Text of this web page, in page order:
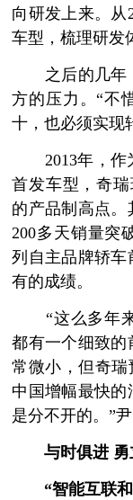
向研发上来。从
车型，梳理研发
之后的几年，
方的压力。“不
十，也必须实现
2013年，作
首发车型，奇
的产品制高点
200多天销量突
列自主品牌轿车
有的成绩。
“这么多年来
都有一个细致的
常微小，但奇瑞
中国增幅最快
是分不开的。”尹
与时俱进 勇
“智能互联和